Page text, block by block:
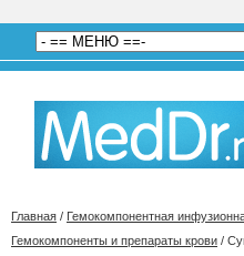
Главная / Гемокомпонентная
Гемокомпоненты и препараты крови /